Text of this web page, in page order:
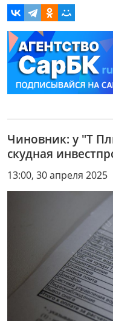
Чиновник: у "Т
скудная
13:00, 30 апреля 2025